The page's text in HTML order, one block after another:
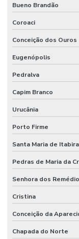
Bueno Brandão
Coroaci
Conceição dos Ouros
Eugenópolis
Pedralva
Capim Branco
Urucânia
Porto Firme
Santa Maria de Itabira
Pedras de Maria da
Senhora dos
Cristina
Conceição da
Chapada do Norte